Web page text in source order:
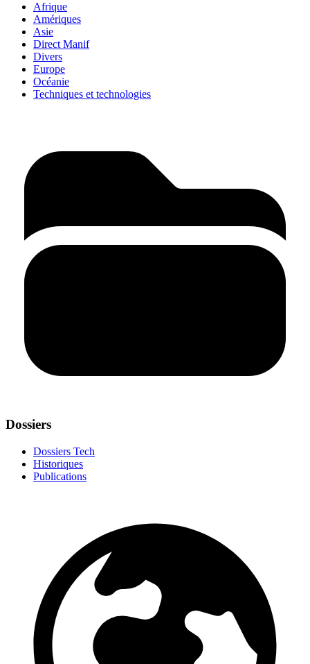
Afrique
Amériques
Asie
Direct Manif
Divers
Europe
Océanie
Techniques et technologies
Dossiers
Dossiers Tech
Historiques
Publications